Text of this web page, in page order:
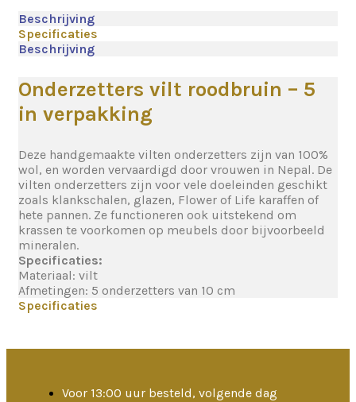
Beschrijving
Specificaties
Beschrijving
Onderzetters vilt roodbruin – 5
in verpakking
Deze handgemaakte vilten onderzetters zijn van 100%
wol, en worden vervaardigd door vrouwen in Nepal. De
vilten onderzetters zijn voor vele doeleinden geschikt
zoals klankschalen, glazen, Flower of Life karaffen of
hete pannen. Ze functioneren ook uitstekend om
krassen te voorkomen op meubels door bijvoorbeeld
mineralen.
Specificaties:
Materiaal: vilt
Afmetingen: 5 onderzetters van 10 cm
Specificaties
Voor 13:00 uur besteld, volgende dag